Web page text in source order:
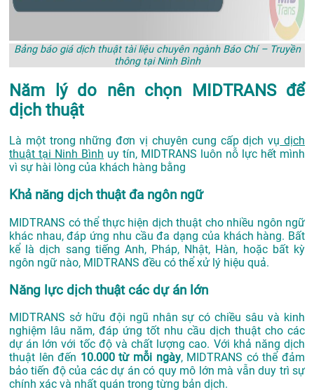
Bảng báo giá dịch thuật tài liệu chuyên ngành Báo Chí – Truyền
thông tại Ninh Bình
Năm lý do nên chọn MIDTRANS để
dịch thuật
Là một trong những đơn vị chuyên cung cấp dịch vụ dịch
thuật tại Ninh Bình uy tín, MIDTRANS luôn nỗ lực hết mình
vì sự hài lòng của khách hàng bằng
Khả năng dịch thuật đa ngôn ngữ
MIDTRANS có thể thực hiện dịch thuật cho nhiều ngôn ngữ
khác nhau, đáp ứng nhu cầu đa dạng của khách hàng. Bất
kể là dịch sang tiếng Anh, Pháp, Nhật, Hàn, hoặc bất kỳ
ngôn ngữ nào, MIDTRANS đều có thể xử lý hiệu quả.
Năng lực dịch thuật các dự án lớn
MIDTRANS sở hữu đội ngũ nhân sự có chiều sâu và kinh
nghiệm lâu năm, đáp ứng tốt nhu cầu dịch thuật cho các
dự án lớn với tốc độ và chất lượng cao. Với khả năng dịch
thuật lên đến 10.000 từ mỗi ngày, MIDTRANS có thể đảm
bảo tiến độ của các dự án có quy mô lớn mà vẫn duy trì sự
chính xác và nhất quán trong từng bản dịch.